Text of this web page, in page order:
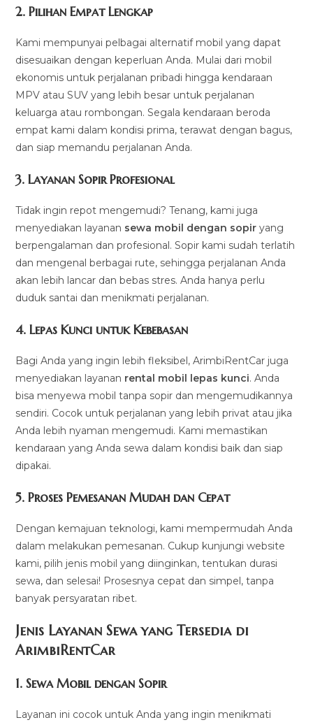
2. Pilihan Empat Lengkap
Kami mempunyai pelbagai alternatif mobil yang dapat
disesuaikan dengan keperluan Anda. Mulai dari mobil
ekonomis untuk perjalanan pribadi hingga kendaraan
MPV atau SUV yang lebih besar untuk perjalanan
keluarga atau rombongan. Segala kendaraan beroda
empat kami dalam kondisi prima, terawat dengan bagus,
dan siap memandu perjalanan Anda.
3.Layanan Sopir Profesional
Tidak ingin repot mengemudi? Tenang, kami juga
menyediakan layanan sewa mobil dengan sopir yang
berpengalaman dan profesional. Sopir kami sudah terlatih
dan mengenal berbagai rute, sehingga perjalanan Anda
akan lebih lancar dan bebas stres. Anda hanya perlu
duduk santai dan menikmati perjalanan.
4.Lepas Kunci untuk Kebebasan
Bagi Anda yang ingin lebih fleksibel, ArimbiRentCar juga
menyediakan layanan rental mobil lepas kunci. Anda
bisa menyewa mobil tanpa sopir dan mengemudikannya
sendiri. Cocok untuk perjalanan yang lebih privat atau jika
Anda lebih nyaman mengemudi. Kami memastikan
kendaraan yang Anda sewa dalam kondisi baik dan siap
dipakai.
5.Proses Pemesanan Mudah dan Cepat
Dengan kemajuan teknologi, kami mempermudah Anda
dalam melakukan pemesanan. Cukup kunjungi website
kami, pilih jenis mobil yang diinginkan, tentukan durasi
sewa, dan selesai! Prosesnya cepat dan simpel, tanpa
banyak persyaratan ribet.
Jenis Layanan Sewa yang Tersedia di
ArimbiRentCar
1.Sewa Mobil dengan Sopir
Layanan ini cocok untuk Anda yang ingin menikmati